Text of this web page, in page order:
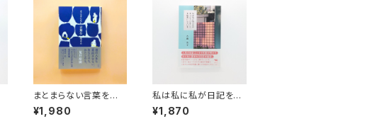
まとまらない言葉を生き
る
¥1,980
私は私に私が日記をつ
けていることを秘密にし
ている
¥1,870